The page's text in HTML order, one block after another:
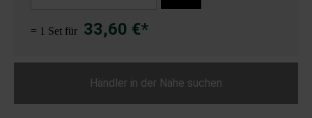
= 1 Set für 33,60 €*
Händler in der Nähe suchen